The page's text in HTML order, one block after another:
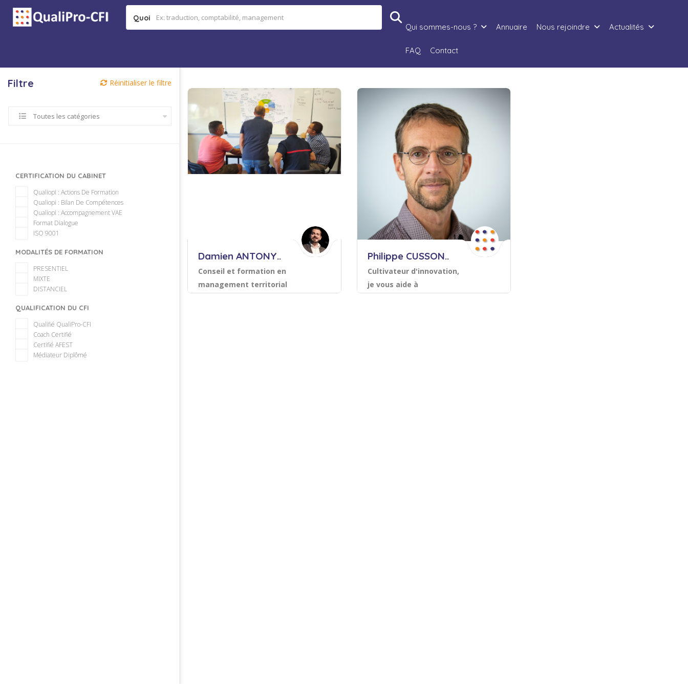
Quoi
Qui sommes-nous ? Annuaire Nous rejoindre Actualités
FAQ Contact
Filtre Réinitialiser le filtre
Toutes les catégories
CERTIFICATION DU CABINET
Qualiopi : Actions De Formation
Qualiopi : Bilan De Compétences
Qualiopi : Accompagnement VAE
Format Dialogue
ISO 9001
MODALITÉS DE FORMATION
PRESENTIEL
MIXTE
DISTANCIEL
QUALIFICATION DU CFI
Qualifié QualiPro-CFI
Coach Certifié
Certifié AFEST
Médiateur Diplômé
Damien ANTONY..
Conseil et formation en
management territorial
Philippe CUSSON..
Cultivateur d'innovation,
je vous aide à